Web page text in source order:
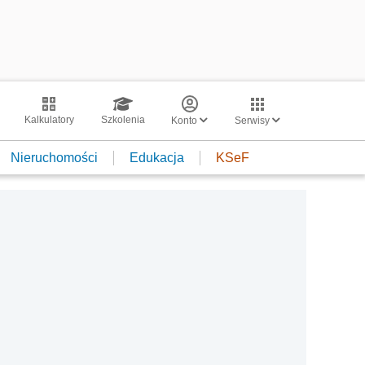
Kalkulatory Szkolenia Konto Serwisy
Nieruchomości Edukacja KSeF